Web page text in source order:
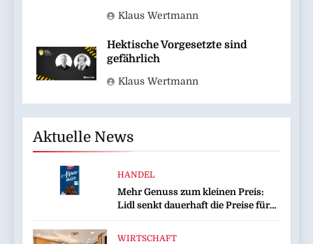
Klaus Wertmann
Hektische Vorgesetzte sind
gefährlich
Klaus Wertmann
Aktuelle News
HANDEL
Mehr Genuss zum kleinen Preis:
Lidl senkt dauerhaft die Preise für
WIRTSCHAFT